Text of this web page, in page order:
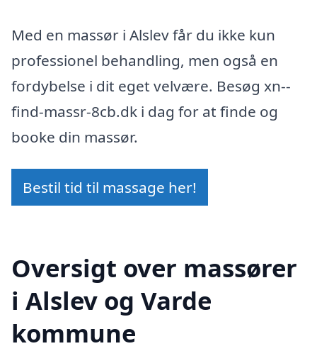
Med en massør i Alslev får du ikke kun
professionel behandling, men også en
fordybelse i dit eget velvære. Besøg xn--
find-massr-8cb.dk i dag for at finde og
booke din massør.
Bestil tid til massage her!
Oversigt over massører
i Alslev og Varde
kommune